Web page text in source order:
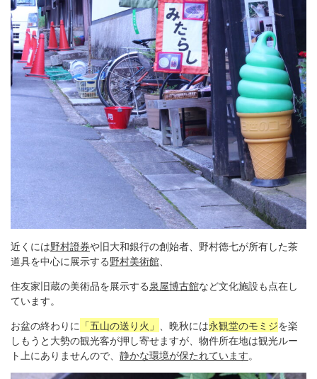
近くには野村證券や旧大和銀行の創始者、野村徳七が所有した茶
道具を中心に展示する野村美術館、
住友家旧蔵の美術品を展示する泉屋博古館など文化施設も点在し
ています。
お盆の終わりに 「五山の送り火」 、晩秋には永観堂のモミジを楽
しもうと大勢の観光客が押し寄せますが、物件所在地は観光ルー
ト上にありませんので、 静かな環境が保たれています。